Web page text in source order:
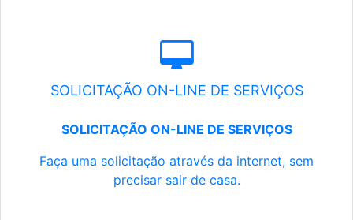
SOLICITAÇÃO ON-LINE DE SERVIÇOS
SOLICITAÇÃO ON-LINE DE SERVIÇOS
Faça uma solicitação através da internet, sem
precisar sair de casa.